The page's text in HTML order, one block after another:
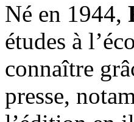
Né en 1944,
études à
connaître
presse,